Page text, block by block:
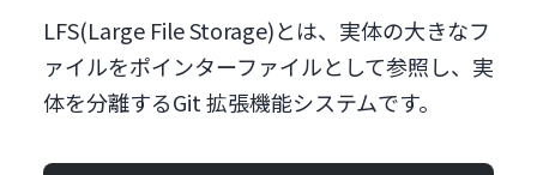
LFS(Large File Storage)とは、実体の大きなフ
ァイルをポインターファイルとして参照し、実
体を分離するGit 拡張機能システムです。